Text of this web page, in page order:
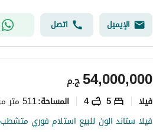
الإيميل اتصل
ج.م54,000,000
فیلا 5
4 المساحة:511 متر مربع